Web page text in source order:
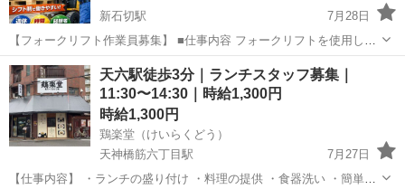
新石切駅
7月28日
【フォークリフト作業員募集】 ■仕事内容 フォークリフトを使用した
簡単な荷物の上げ下ろし作業 難しい作業はなく、すぐに慣れていただ
けます。 ■勤務時間 8:30～17:30 ■休日 土日祝休み（完全週休2日制）
■給...
大阪 東大阪市 新石切駅 飲食 フォークリフト
天六駅徒歩3分｜ランチスタッフ募集｜
11:30〜14:30｜時給1,300円
時給1,300円
鶏楽堂（けいらくどう）
天神橋筋六丁目駅
7月27日
【仕事内容】 ・ランチの盛り付け ・料理の提供 ・食器洗い ・簡単な